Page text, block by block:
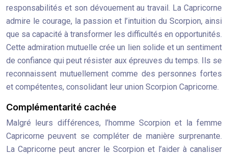
responsabilités et son dévouement au travail. La Capricorne
admire le courage, la passion et l’intuition du Scorpion, ainsi
que sa capacité à transformer les difficultés en opportunités.
Cette admiration mutuelle crée un lien solide et un sentiment
de confiance qui peut résister aux épreuves du temps. Ils se
reconnaissent mutuellement comme des personnes fortes
et compétentes, consolidant leur union Scorpion Capricorne.
Complémentarité cachée
Malgré leurs différences, l’homme Scorpion et la femme
Capricorne peuvent se compléter de manière surprenante.
La Capricorne peut ancrer le Scorpion et l’aider à canaliser